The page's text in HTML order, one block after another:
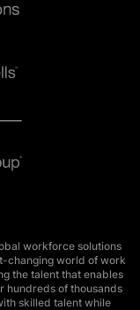
workforce solutions
changing world of work
the talent that enables
hundreds of thousands
skilled talent while